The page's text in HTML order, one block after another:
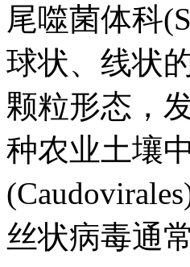
尾噬菌体科
球状、线状
颗粒形态，
种农业土壤
丝状病毒通